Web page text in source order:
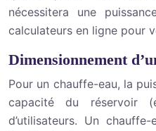
nécessitera une
calculateurs en ligne pour
Dimensionnement
Pour un chauffe-eau, la
capacité du réservoir
d’utilisateurs. Un